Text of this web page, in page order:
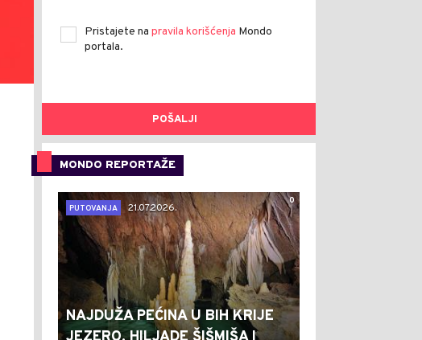
Pristajete na pravila korišćenja Mondo
portala.
POŠALJI
MONDO REPORTAŽE
0
PUTOVANJA
21.07.2026.
NAJDUŽA PEĆINA U BIH KRIJE